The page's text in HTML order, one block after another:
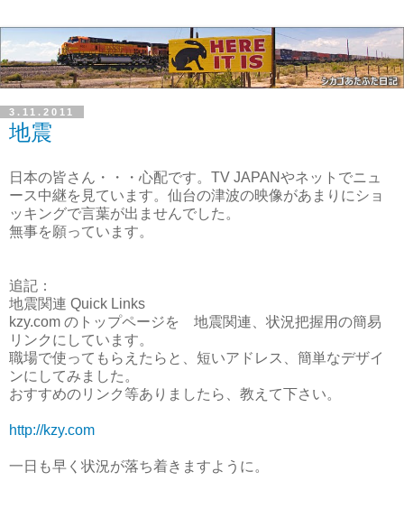
3.11.2011
地震
日本の皆さん・・・心配です。TV JAPANやネットでニュ
ース中継を見ています。仙台の津波の映像があまりにショ
ッキングで言葉が出ませんでした。
無事を願っています。
追記：
地震関連 Quick Links
kzy.com のトップページを 地震関連、状況把握用の簡易
リンクにしています。
職場で使ってもらえたらと、短いアドレス、簡単なデザイ
ンにしてみました。
おすすめのリンク等ありましたら、教えて下さい。
http://kzy.com
一日も早く状況が落ち着きますように。